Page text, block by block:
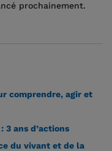
prochainement.
comprendre, agir et
3 ans d’actions
du vivant et de la